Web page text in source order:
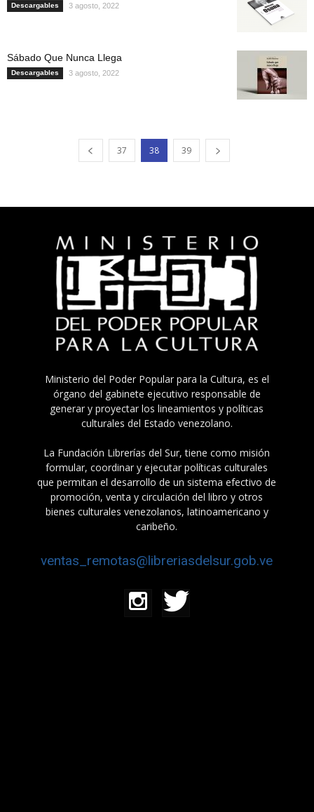
Descargables 3 agosto, 2022
Sábado Que Nunca Llega
Descargables 3 agosto, 2022
37 38 39
Ministerio del Poder Popular para la Cultura, es el
órgano del gabinete ejecutivo responsable de
generar y proyectar los lineamientos y políticas
culturales del Estado venezolano.
La Fundación Librerías del Sur, tiene como misión
formular, coordinar y ejecutar políticas culturales
que permitan el desarrollo de un sistema efectivo de
promoción, venta y circulación del libro y otros
bienes culturales venezolanos, latinoamericano y
caribeño.
ventas_remotas@libreriasdelsur.gob.ve